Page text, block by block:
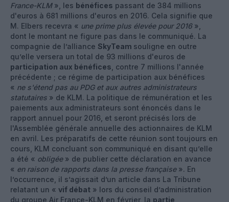
France-KLM», les bénéfices passant de 384 millions
d'euros à 681 millions d'euros en 2016. Cela signifie que
M. Elbers recevra « une prime plus élevée pour 2016»,
dont le montant ne figure pas dans le communiqué. La
compagnie de l’alliance SkyTeam souligne en outre
qu’elle versera un total de 93 millions d'euros de
participation aux bénéfices , contre 7 millions l'année
précédente ; ce régime de participation aux bénéfices
« ne s'étend pas au PDG et aux autres administrateurs
statutaires » de KLM. La politique de rémunération et les
paiements aux administrateurs sont énoncés dans le
rapport annuel pour 2016, et seront précisés lors de
l'Assemblée générale annuelle des actionnaires de KLM
en avril. Les préparatifs de cette réunion sont toujours en
cours, KLM concluant son communiqué en disant qu’elle
a été « obligée» de publier cette déclaration en avance
« en raison de rapports dans la presse française». En
l’occurrence, il s’agissait d’un article dans La Tribune
relatant un « vif débat » lors du conseil d’administration
du groupe Air France-KLM en février, la partie